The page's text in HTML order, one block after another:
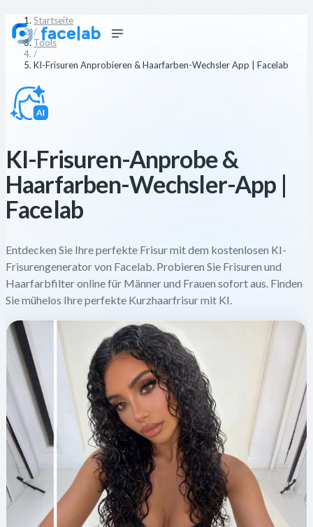
Startseite
/
Tools
/
KI-Frisuren Anprobieren & Haarfarben-Wechsler App | Facelab
KI-Frisuren-Anprobe &
Haarfarben-Wechsler-App |
Facelab
Entdecken Sie Ihre perfekte Frisur mit dem kostenlosen KI-
Frisurengenerator von Facelab. Probieren Sie Frisuren und
Haarfarbfilter online für Männer und Frauen sofort aus. Finden
Sie mühelos Ihre perfekte Kurzhaarfrisur mit KI.